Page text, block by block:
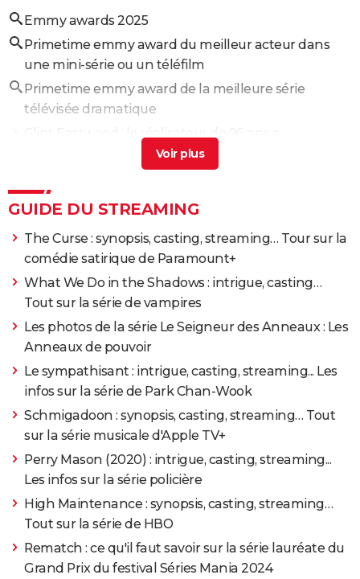
Emmy awards 2025
Primetime emmy award du meilleur acteur dans
une mini-série ou un téléfilm
Primetime emmy award de la meilleure série
télévisée dramatique
officiellement pris sa retraite, les dernières nouvelles
> Guide
The Rainmaker : un thriller juridique dans la lignée
de "Suits" et "The Good Wife"
Emmy Awards : triomphe de "Succession" et "The
Bear", le dernier palmarès> Guide
Harry Potter : films, acteurs, prequels, série... Tout sur
l'adaptation cinématographique des romans de J.K.
Rowling> Guide
Netflix : les films et séries à voir en juillet 2026
Guide
GUIDE DU STREAMING
The Curse : synopsis, casting, streaming… Tour sur la
comédie satirique de Paramount+
What We Do in the Shadows : intrigue, casting…
Tout sur la série de vampires
Les photos de la série Le Seigneur des Anneaux : Les
Anneaux de pouvoir
Le sympathisant : intrigue, casting, streaming... Les
infos sur la série de Park Chan-Wook
Schmigadoon : synopsis, casting, streaming… Tout
sur la série musicale d'Apple TV+
Perry Mason (2020) : intrigue, casting, streaming...
Les infos sur la série policière
High Maintenance : synopsis, casting, streaming…
Tout sur la série de HBO
Rematch : ce qu'il faut savoir sur la série lauréate du
Grand Prix du festival Séries Mania 2024